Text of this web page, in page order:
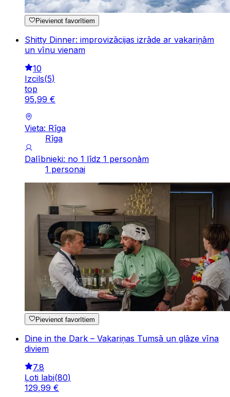
Pievienot favorītiem
Shitty Dinner: improvizācijas izrāde ar vakariņām
un vīnu vienam
10
Izcils(5)
top
95,99 €
Vieta: Rīga
Rīga
Dalībnieki: no 1 līdz 1 personām
1 personai
Pievienot favorītiem
Dine in the Dark – Vakariņas Tumsā un glāze vīna
diviem
7.8
Ļoti labi(80)
129,99 €